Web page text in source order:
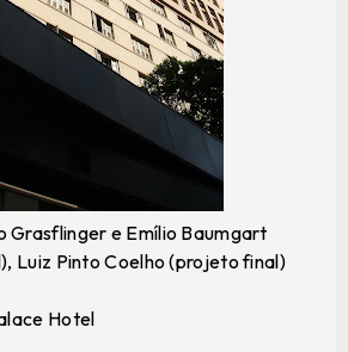
Grasflinger e Emílio Baumgart
Luiz Pinto Coelho (projeto final)
Hotel